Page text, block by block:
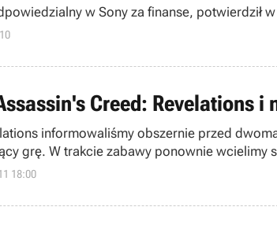
w Sony za finanse,
Creed: Revelations i
informowaliśmy obszernie przed
grę. W trakcie zabawy ponownie wcielimy
18:00